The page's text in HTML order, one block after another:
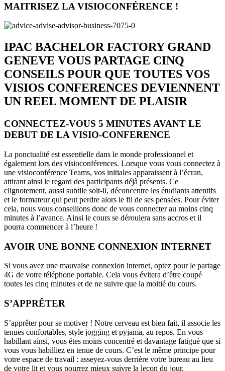
MAITRISEZ LA VISIOCONFÉRENCE !
IPAC BACHELOR FACTORY GRAND
GENEVE VOUS PARTAGE CINQ
CONSEILS POUR QUE TOUTES VOS
VISIOS CONFERENCES DEVIENNENT
UN REEL MOMENT DE PLAISIR
CONNECTEZ-VOUS 5 MINUTES AVANT LE
DEBUT DE LA VISIO-CONFERENCE
La ponctualité est essentielle dans le monde professionnel et
également lors des visioconférences. Lorsque vous vous connectez à
une visioconférence Teams, vos initiales apparaissent à l’écran,
attirant ainsi le regard des participants déjà présents. Ce
clignotement, aussi subtile soit-il, déconcentre les étudiants attentifs
et le formateur qui peut perdre alors le fil de ses pensées. Pour éviter
cela, nous vous conseillons donc de vous connecter au moins cinq
minutes à l’avance. Ainsi le cours se déroulera sans accros et il
pourra commencer à l’heure !
AVOIR UNE BONNE CONNEXION INTERNET
Si vous avez une mauvaise connexion internet, optez pour le partage
4G de votre téléphone portable. Cela vous évitera d’être coupé
toutes les cinq minutes et de ne suivre que la moitié du cours.
S’APPRÊTER
S’apprêter pour se motiver ! Notre cerveau est bien fait, il associe les
tenues confortables, style jogging et pyjama, au repos. En vous
habillant ainsi, vous êtes moins concentré et davantage fatigué que si
vous vous habilliez en tenue de cours. C’est le même principe pour
votre espace de travail : asseyez-vous derrière votre bureau au lieu
de votre lit et vous pourrez mieux suivre la leçon du jour.